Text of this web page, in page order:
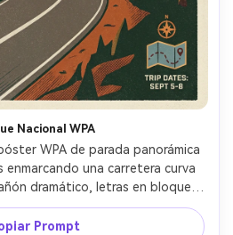
Nacional WPA
WPA de parada panorámica
enmarcando una carretera curva
dramático, letras en bloque
colores vintage apagados
granulada, sombreado
Prompt